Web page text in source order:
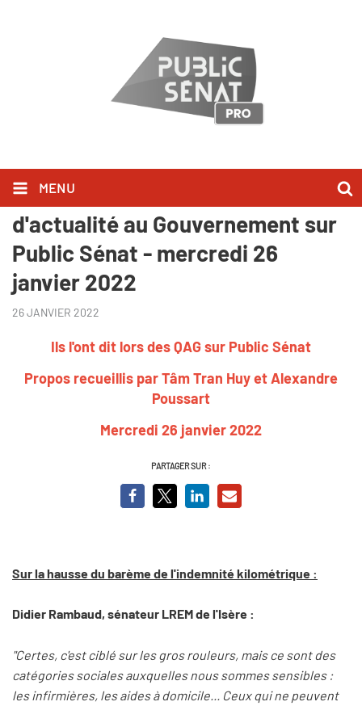
MENU
Ils l'ont dit lors des Questions
d'actualité au Gouvernement sur
Public Sénat - mercredi 26
janvier 2022
26 JANVIER 2022
Ils l'ont dit lors des QAG sur Public Sénat
Propos recueillis par Tâm Tran Huy et Alexandre
Poussart
Mercredi 26 janvier 2022
PARTAGER SUR :
Sur la hausse du barème de l'indemnité kilométrique :
Didier Rambaud, sénateur LREM de l'Isère :
"Certes, c'est ciblé sur les gros rouleurs, mais ce sont des
catégories sociales auxquelles nous sommes sensibles :
les infirmières, les aides à domicile... Ceux qui ne peuvent